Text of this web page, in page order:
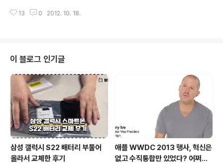
gwide.kr)와 상의해 주시기 바랍니다. 특히 와이드커뮤니
처리하다 보니 일이 벅찼었는데요, 이제 새롭게 합류하는
분이 함께 하게 되었습니다. 두분 모두 블로거이자 저자입
니다. 저와 일맥상통하는 면이 있죠? ^^ 코드가 비슷한 분
들과 함께 할 수 있어서 너무나 감개무량합니다. 이제 3인
체제가 된 와이드커뮤니케이션즈는 뉴스 플랫폼인 블로그
와이드(www.blogwide.kr)를 중심으로 한 언론 비즈니
스에 박차를 가할 계획입니다. 또한 ..
13 0 2012. 10. 18.
이 블로그 인기글
삼성 갤럭시 S22 배터리 부풀어
올라서 교체한 후기
애플 WWDC 2013 행사, 혁신은
없고 수직통합만 있었다? 어쩌면